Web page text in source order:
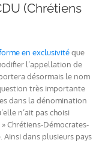
(Chrétiens
en exclusivitéque
l’appellation de
désormais le nom
très importante
dans la dénomination
n’ait pas choisi
Chrétiens-Démocrates-
Ainsi dans plusieurs pays